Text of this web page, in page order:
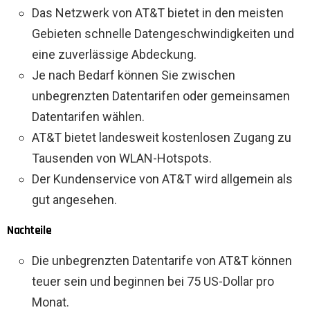
Das Netzwerk von AT&T bietet in den meisten
Gebieten schnelle Datengeschwindigkeiten und
eine zuverlässige Abdeckung.
Je nach Bedarf können Sie zwischen
unbegrenzten Datentarifen oder gemeinsamen
Datentarifen wählen.
AT&T bietet landesweit kostenlosen Zugang zu
Tausenden von WLAN-Hotspots.
Der Kundenservice von AT&T wird allgemein als
gut angesehen.
Nachteile
Die unbegrenzten Datentarife von AT&T können
teuer sein und beginnen bei 75 US-Dollar pro
Monat.